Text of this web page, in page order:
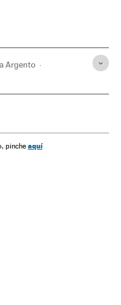
Argento
cinema
pinche aquí